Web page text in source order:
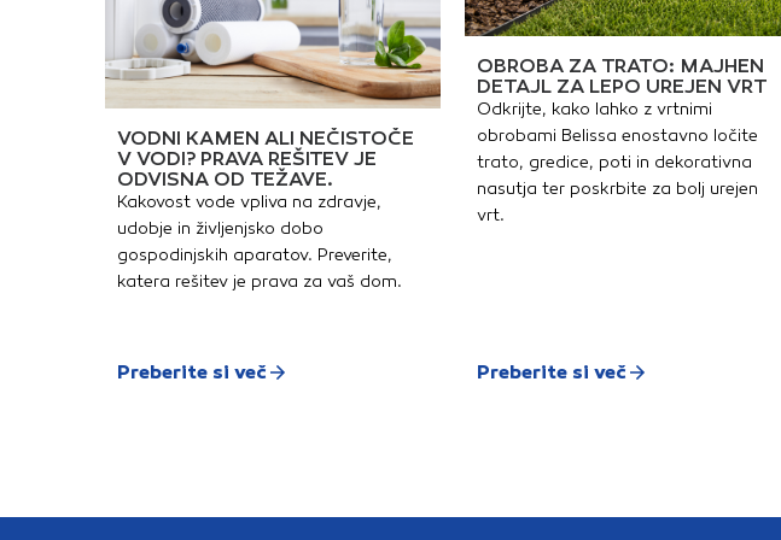
VODNI KAMEN ALI NEČISTOČE
V VODI? PRAVA REŠITEV JE
ODVISNA OD TEŽAVE.
Kakovost vode vpliva na zdravje,
udobje in življenjsko dobo
gospodinjskih aparatov. Preverite,
katera rešitev je prava za vaš dom.
Preberite si več
OBROBA ZA TRATO: MAJHEN
DETAJL ZA LEPO UREJEN VRT
Odkrijte, kako lahko z vrtnimi
obrobami Belissa enostavno ločite
trato, gredice, poti in dekorativna
nasutja ter poskrbite za bolj urejen
vrt.
Preberite si več